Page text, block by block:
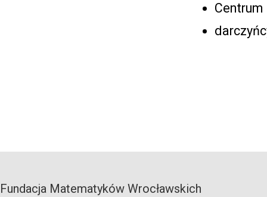
Centrum
Fundacja Matematyków Wrocławskich